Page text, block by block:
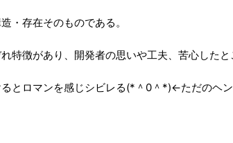
・存在そのものである。
特徴があり、開発者の思いや工夫、苦心したと
とロマンを感じシビレる(*＾0＾*)←ただのヘ